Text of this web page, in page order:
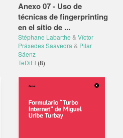
Anexo 07 - Uso de
técnicas de fingerprinting
en el sitio de ...
Stéphane Labarthe & Víctor
Práxedes Saavedra & Pilar
Sáenz
TeDiEl (8)